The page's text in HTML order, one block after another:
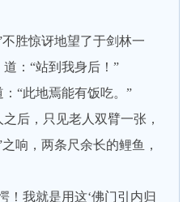
胜惊讶地望了于剑林一
：“站到我身后！”
“此地焉能有饭吃。”
，只见老人双臂一张，
响，两条尺余长的鲤鱼，
我就是用这‘佛门引内归